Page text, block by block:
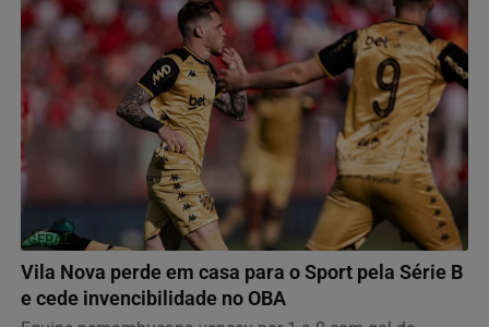
GERAL
Vila Nova perde em casa para o Sport pela Série B
e cede invencibilidade no OBA